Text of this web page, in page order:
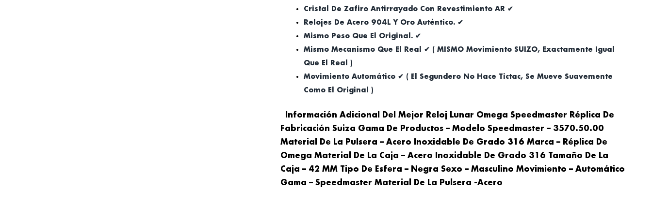
Cristal De Zafiro Antirrayado Con Revestimiento AR ✔
Relojes De Acero 904L Y Oro Auténtico. ✔
Mismo Peso Que El Original. ✔
Mismo Mecanismo Que El Real ✔ ( MISMO Movimiento SUIZO, Exactamente Igual
Que El Real )
Movimiento Automático ✔ ( El Segundero No Hace Tictac, Se Mueve Suavemente
Como El Original )
Información Adicional Del Mejor Reloj Lunar Omega Speedmaster Réplica De
Fabricación Suiza Gama De Productos – Modelo Speedmaster – 3570.50.00
Material De La Pulsera – Acero Inoxidable De Grado 316 Marca – Réplica De
Omega Material De La Caja – Acero Inoxidable De Grado 316 Tamaño De La
Caja – 42 MM Tipo De Esfera – Negra Sexo – Masculino Movimiento – Automático
Gama – Speedmaster Material De La Pulsera -Acero